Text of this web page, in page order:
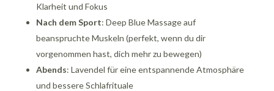
Klarheit und Fokus
Nach dem Sport: Deep Blue Massage auf
beanspruchte Muskeln (perfekt, wenn du dir
vorgenommen hast, dich mehr zu bewegen)
Abends: Lavendel für eine entspannende Atmosphäre
und bessere Schlafrituale